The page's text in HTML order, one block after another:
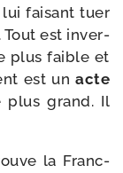
fai­sant tuer
Tout est inver­
plus faible et
est un acte
plus grand. Il
la Franc-​